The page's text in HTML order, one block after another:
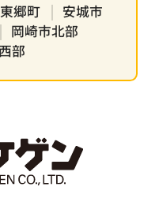
東郷町
安城市
岡崎市北部
部